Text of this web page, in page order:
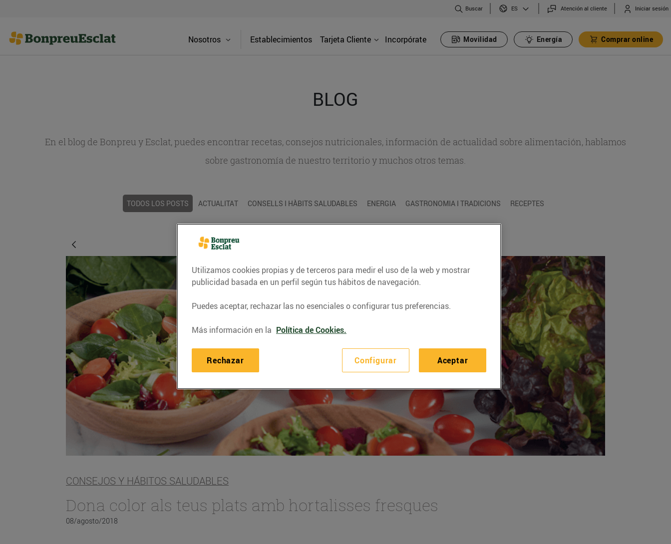
Buscar ES Atención al cliente Iniciar sesión
Nosotros Establecimientos Tarjeta Cliente Incorpórate Movilidad Energía Comprar online
BLOG
En el blog de Bonpreu y Esclat, puedes encontrar recetas, consejos nutricionales, información de actualidad sobre alimentación, hablamos
sobre gastronomía de nuestro territorio y muchos otros temas.
TODOS LOS POSTS ACTUALITAT CONSELLS I HÀBITS SALUDABLES ENERGIA GASTRONOMIA I TRADICIONS RECEPTES
CONSEJOS Y HÁBITOS SALUDABLES
Dona color als teus plats amb hortalisses fresques
08/agosto/2018
Utilizamos cookies propias y de terceros para medir el uso de la web y mostrar
publicidad basada en un perfil según tus hábitos de navegación.
Puedes aceptar, rechazar las no esenciales o configurar tus preferencias.
Más información en la Política de Cookies.
Configurar
Rechazar Aceptar